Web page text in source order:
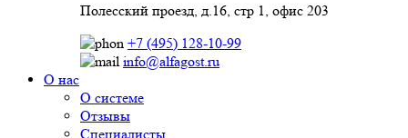
Полесский проезд, д.16, стр 1, офис 203
+7 (495) 128-10-99
info@alfagost.ru
О нас
О системе
Отзывы
Специалисты